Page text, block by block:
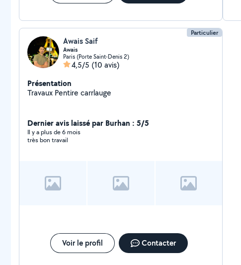
Particulier
Awais Saif
Awais
Paris (Porte Saint-Denis 2)
4,5/5 (10 avis)
Présentation
Travaux Pentire carrlauge
Dernier avis laissé par Burhan : 5/5
Il y a plus de 6 mois
très bon travail
Voir le profil Contacter